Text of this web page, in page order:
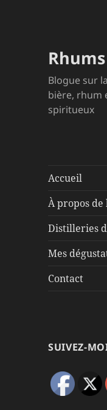
Blogue sur
bière, rhum
spiritueux
Accueil
À propos de
Distilleries
Mes
Contact
SUIVEZ-